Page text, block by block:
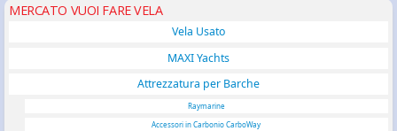
MERCATO VUOI FARE VELA
Vela Usato
MAXI Yachts
Attrezzatura per Barche
Raymarine
Accessori in Carbonio CarboWay